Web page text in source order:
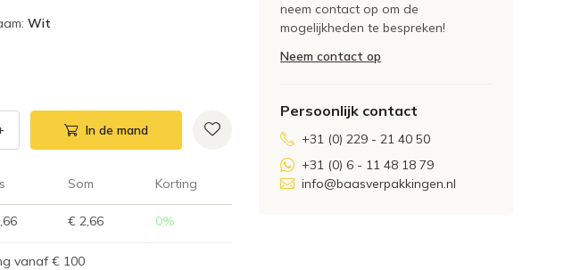
: Wit
In de mand
Som Korting
€ 2,66 0%
vanaf € 100
neem contact op om de
mogelijkheden te bespreken!
Neem contact op
Persoonlijk contact
+31 (0) 229 - 21 40 50
+31 (0) 6 - 11 48 18 79
info@baasverpakkingen.nl